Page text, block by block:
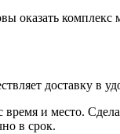
оказать комплекс
доставку в
и место.
в срок.